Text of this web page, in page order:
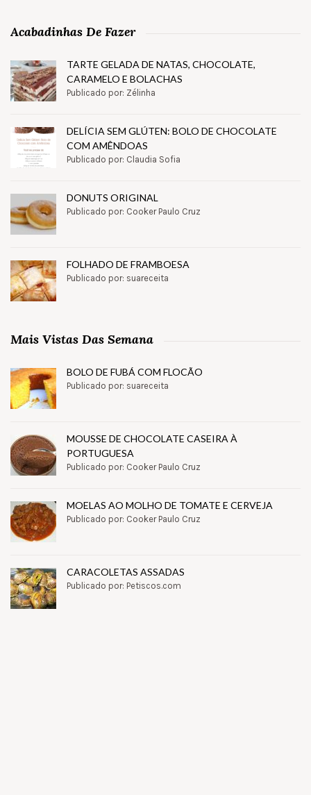
Acabadinhas De Fazer
TARTE GELADA DE NATAS, CHOCOLATE,
CARAMELO E BOLACHAS
Publicado por: Zélinha
DELÍCIA SEM GLÚTEN: BOLO DE CHOCOLATE
COM AMÊNDOAS
Publicado por: Claudia Sofia
DONUTS ORIGINAL
Publicado por: Cooker Paulo Cruz
FOLHADO DE FRAMBOESA
Publicado por: suareceita
Mais Vistas Das Semana
BOLO DE FUBÁ COM FLOCÃO
Publicado por: suareceita
MOUSSE DE CHOCOLATE CASEIRA À
PORTUGUESA
Publicado por: Cooker Paulo Cruz
MOELAS AO MOLHO DE TOMATE E CERVEJA
Publicado por: Cooker Paulo Cruz
CARACOLETAS ASSADAS
Publicado por: Petiscos.com